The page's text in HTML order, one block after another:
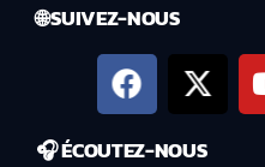
🌐 SUIVEZ-NOUS
🎧 ÉCOUTEZ-NOUS